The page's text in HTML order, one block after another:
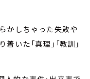
かしちゃった失敗や
いた「真理」「教訓」